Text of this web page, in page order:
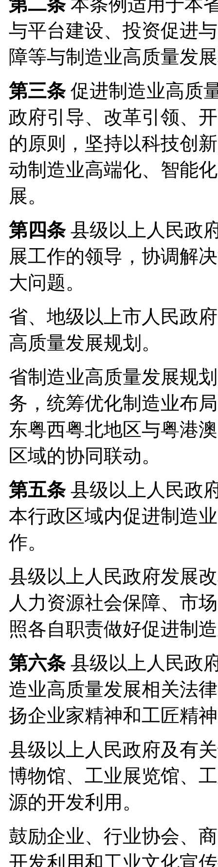
与平台建设、投资促进
障等与制造业高质量发
第三条促进制造业高质
政府引导、改革引领、
的原则，坚持以科技创
动制造业高端化、智能
展。
第四条县级以上人民政
展工作的领导，协调解
大问题。
省、地级以上市人民政
高质量发展规划。
省制造业高质量发展规
务，统筹优化制造业布
东粤西粤北地区与粤港
区域的协同联动。
第五条县级以上人民政
本行政区域内促进制造
作。
县级以上人民政府发展
人力资源社会保障、市
照各自职责做好促进制
第六条县级以上人民政
造业高质量发展相关法
扬企业家精神和工匠精
县级以上人民政府及有
博物馆、工业展览馆、
源的开发利用。
鼓励企业、行业协会、
开发利用和工业文化宣